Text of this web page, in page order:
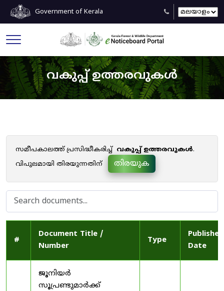
Government of Kerala
വകുപ്പ് ഉത്തരവുകൾ
സമീപകാലത്ത് പ്രസിദ്ധീകരിച്ച് വകുപ്പ് ഉത്തരവുകൾ.
വിപുലമായി തിരയുന്നതിന്
തിരയുക
#
Document Title /
Number
Type
Published
Date
ജൂനിയർ
സൂപ്രണ്ടുമാർക്ക്